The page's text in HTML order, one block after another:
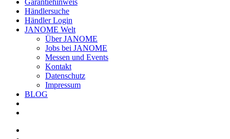
Händlersuche
Händler Login
JANOME Welt
Über JANOME
Jobs bei JANOME
Messen und Events
Kontakt
Datenschutz
Impressum
BLOG